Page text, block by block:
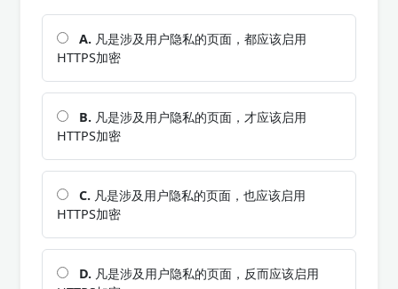
A. 凡是涉及用户隐私的页面，都应该启用
HTTPS加密
B. 凡是涉及用户隐私的页面，才应该启用
HTTPS加密
C. 凡是涉及用户隐私的页面，也应该启用
HTTPS加密
D. 凡是涉及用户隐私的页面，反而应该启用